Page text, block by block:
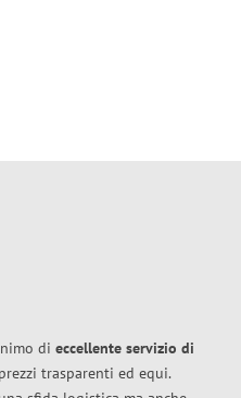
di eccellente servizio di
trasparenti ed equi.